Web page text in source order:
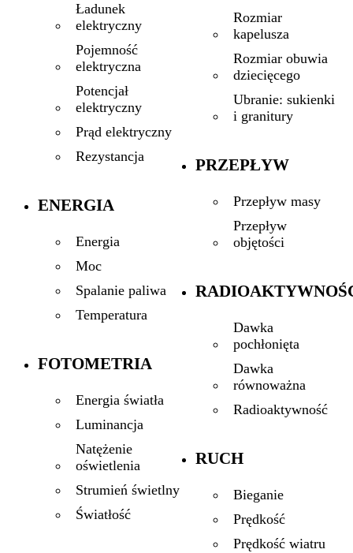
Ładunek
elektryczny
Pojemność
elektryczna
Potencjał
elektryczny
Prąd elektryczny
Rezystancja
ENERGIA
Energia
Moc
Spalanie paliwa
Temperatura
FOTOMETRIA
Energia światła
Luminancja
Natężenie
oświetlenia
Strumień świetlny
Światłość
Rozmiar
kapelusza
Rozmiar obuwia
dziecięcego
Ubranie: sukienki
i granitury
PRZEPŁYW
Przepływ masy
Przepływ
objętości
Dawka
pochłonięta
Dawka
równoważna
Radioaktywność
RUCH
Bieganie
Prędkość
Prędkość wiatru